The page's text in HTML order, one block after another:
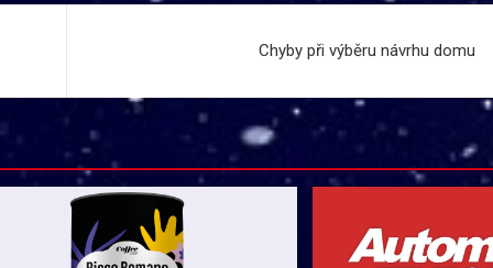
Chyby při výběru návrhu domu